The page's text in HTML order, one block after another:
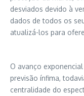
desviados devido à
dados de todos os
atualizá-los para
O avanço
previsão ínfima,
centralidade do